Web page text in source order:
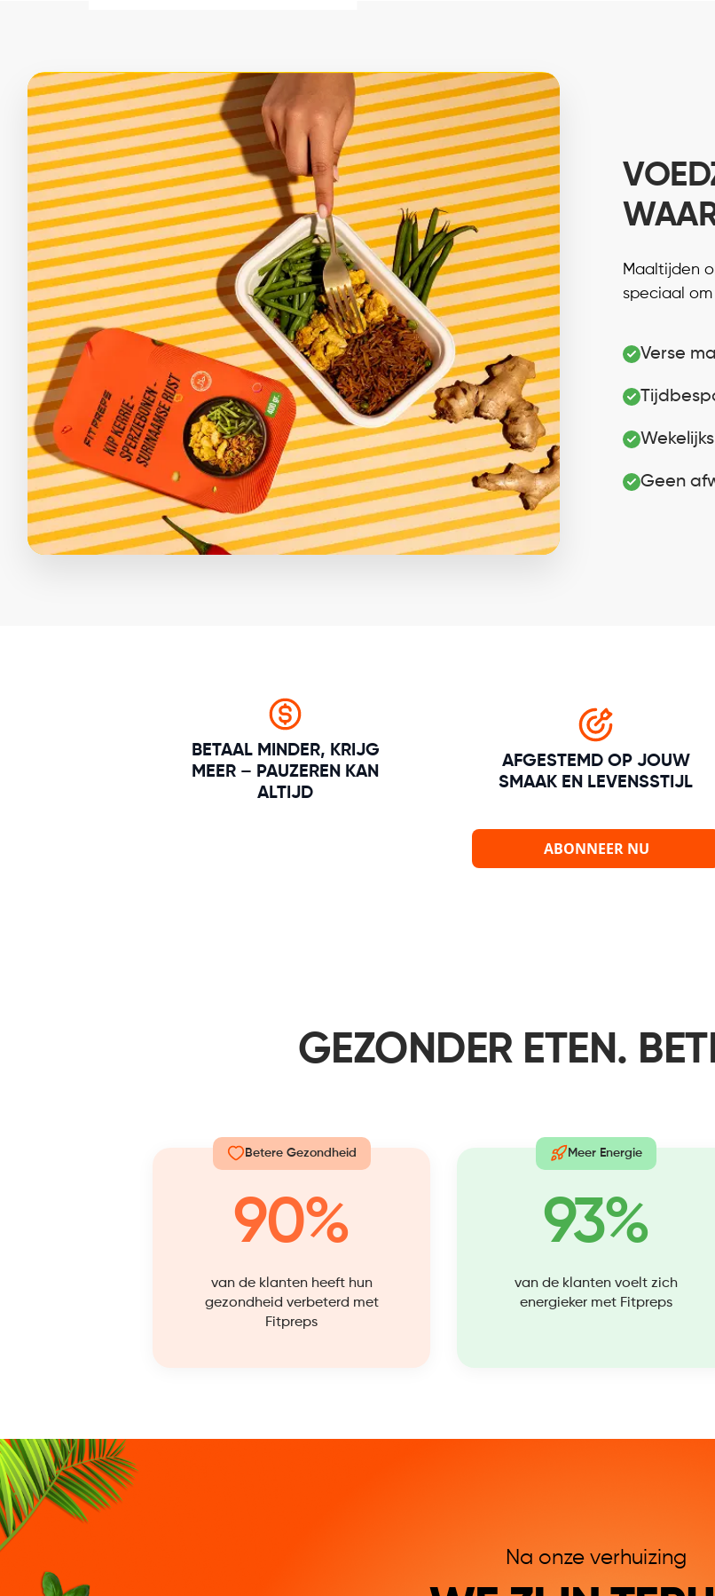
Maaltijden
speciaal
Verse
Geen
BETAAL MINDER, KRIJG
MEER – PAUZEREN KAN
ALTIJD
AFGESTEMD OP JOUW
SMAAK EN LEVENSSTIJL
ABONNEER NU
GEZONDER ETEN.
Betere Gezondheid
90%
van de klanten heeft hun
gezondheid verbeterd met
Fitpreps
Meer Energie
93%
van de klanten voelt zich
energieker met Fitpreps
Na onze verhuizing